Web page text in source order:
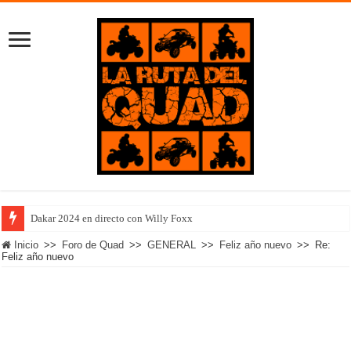
Dakar 2024 en directo con Willy Foxx
Inicio >> Foro de Quad >> GENERAL >> Feliz año nuevo >>
Re:
Feliz año nuevo